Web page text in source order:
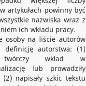
artykułach powinny być
nazwiska wraz z
ich wkładu pracy.
osoby na liście autorów
definicję autorstwa: (1)
twórczy wkład w
lub prowadziły
(2) napisały szkic tekstu